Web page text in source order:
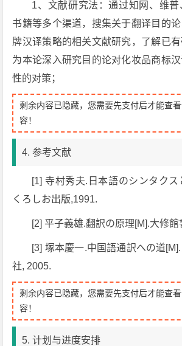
1、文献研究法：通过知网、维
书籍等多个渠道，搜集关于翻译目的
牌汉译策略的相关文献研究，了解已有
为本论深入研究目的论对化妆品商标
性的对策；
剩余内容已隐藏，您需要先支付后才能查
容！
4. 参考文献
[1] 寺村秀夫.日本語のシンタク
くろしお出版,1991.
[2] 平子義雄.翻訳の原理[M].大修館
[3] 塚本慶一.中国語通訳への道
社, 2005.
剩余内容已隐藏，您需要先支付后才能查
容！
5. 计划与进度安排